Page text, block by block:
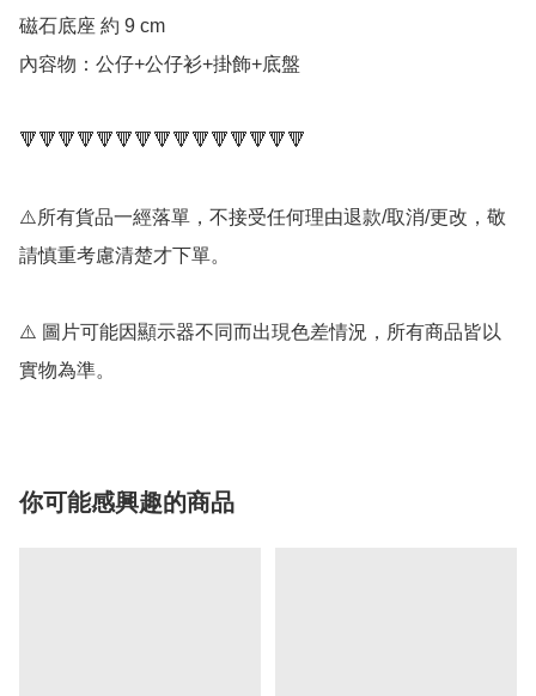
磁石底座 約 9 cm
內容物：公仔+公仔衫+掛飾+底盤
🔻🔻🔻🔻🔻🔻🔻🔻🔻🔻🔻🔻🔻🔻🔻
⚠️所有貨品一經落單，不接受任何理由退款/取消/更改，敬
請慎重考慮清楚才下單。
⚠️ 圖片可能因顯示器不同而出現色差情況，所有商品皆以
實物為準。
你可能感興趣的商品